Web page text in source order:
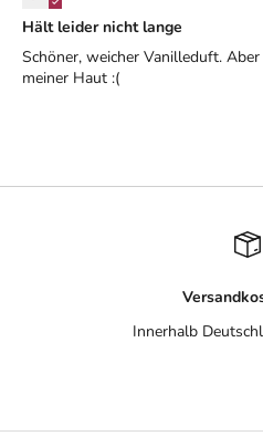
Hält leider nicht lange
Schöner, weicher Vanilleduft.
meiner Haut :(
Innerhalb